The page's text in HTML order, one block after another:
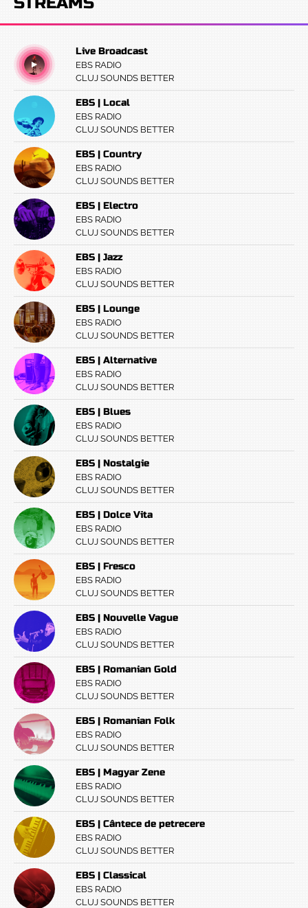
Live Broadcast
EBS RADIO
CLUJ SOUNDS BETTER
EBS | Local
EBS RADIO
CLUJ SOUNDS BETTER
EBS | Country
EBS RADIO
CLUJ SOUNDS BETTER
EBS | Electro
EBS RADIO
CLUJ SOUNDS BETTER
EBS | Jazz
EBS RADIO
CLUJ SOUNDS BETTER
EBS | Lounge
EBS RADIO
CLUJ SOUNDS BETTER
EBS | Alternative
EBS RADIO
CLUJ SOUNDS BETTER
EBS | Blues
EBS RADIO
CLUJ SOUNDS BETTER
EBS | Nostalgie
EBS RADIO
CLUJ SOUNDS BETTER
EBS | Dolce Vita
EBS RADIO
CLUJ SOUNDS BETTER
EBS | Fresco
EBS RADIO
CLUJ SOUNDS BETTER
EBS | Nouvelle Vague
EBS RADIO
CLUJ SOUNDS BETTER
EBS | Romanian Gold
EBS RADIO
CLUJ SOUNDS BETTER
EBS | Romanian Folk
EBS RADIO
CLUJ SOUNDS BETTER
EBS | Magyar Zene
EBS RADIO
CLUJ SOUNDS BETTER
EBS | Cântece de petrecere
EBS RADIO
CLUJ SOUNDS BETTER
EBS | Classical
EBS RADIO
CLUJ SOUNDS BETTER